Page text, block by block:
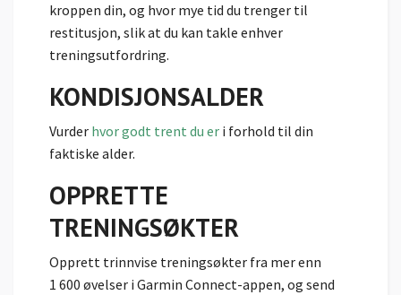
kroppen din, og hvor mye tid du trenger til
restitusjon, slik at du kan takle enhver
treningsutfordring.
KONDISJONSALDER
Vurder hvor godt trent du er i forhold til din
faktiske alder.
OPPRETTE
TRENINGSØKTER
Opprett trinnvise treningsøkter fra mer enn
1 600 øvelser i Garmin Connect-appen, og send